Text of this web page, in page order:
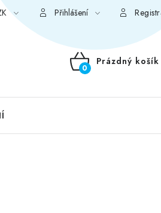
Přihlášení
NÁKUPNÍ
Prázdný košík